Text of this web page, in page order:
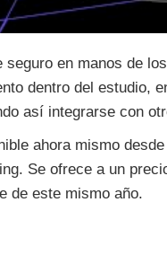
en manos de
dentro del estudio,
así integrarse con
ahora mismo
Se ofrece a un
de este mismo año.